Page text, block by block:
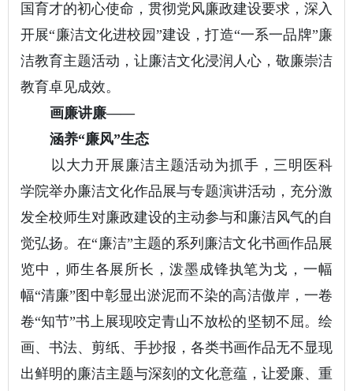
国育才的初心使命，贯彻党风廉政建设要求，深入
开展“廉洁文化进校园”建设，打造“一系一品牌”廉
洁教育主题活动，让廉洁文化浸润人心，敬廉崇洁
教育卓见成效。
画廉讲廉——
涵养“廉风”生态
以大力开展廉洁主题活动为抓手，三明医科
学院举办廉洁文化作品展与专题演讲活动，充分激
发全校师生对廉政建设的主动参与和廉洁风气的自
觉弘扬。在“廉洁”主题的系列廉洁文化书画作品展
览中，师生各展所长，泼墨成锋执笔为戈，一幅
幅“清廉”图中彰显出淤泥而不染的高洁傲岸，一卷
卷“知节”书上展现咬定青山不放松的坚韧不屈。绘
画、书法、剪纸、手抄报，各类书画作品无不显现
出鲜明的廉洁主题与深刻的文化意蕴，让爱廉、重